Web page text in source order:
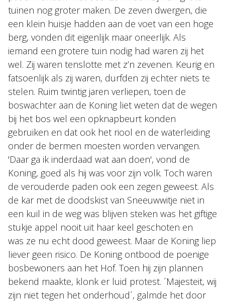
tuinen nog groter maken. De zeven dwergen, die
een klein huisje hadden aan de voet van een hoge
berg, vonden dit eigenlijk maar oneerlijk. Als
iemand een grotere tuin nodig had waren zij het
wel. Zij waren tenslotte met z’n zevenen. Keurig en
fatsoenlijk als zij waren, durfden zij echter niets te
stelen. Ruim twintig jaren verliepen, toen de
boswachter aan de Koning liet weten dat de wegen
bij het bos wel een opknapbeurt konden
gebruiken en dat ook het riool en de waterleiding
onder de bermen moesten worden vervangen.
'Daar ga ik inderdaad wat aan doen', vond de
Koning, goed als hij was voor zijn volk. Toch waren
de verouderde paden ook een zegen geweest. Als
de kar met de doodskist van Sneeuwwitje niet in
een kuil in de weg was blijven steken was het giftige
stukje appel nooit uit haar keel geschoten en
was ze nu echt dood geweest. Maar de Koning liep
liever geen risico. De Koning ontbood de poenige
bosbewoners aan het Hof. Toen hij zijn plannen
bekend maakte, klonk er luid protest. ´Majesteit, wij
zijn niet tegen het onderhoud´, galmde het door